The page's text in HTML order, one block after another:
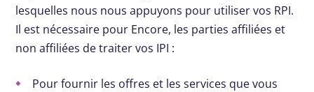
lesquelles nous nous appuyons pour utiliser vos RPI.
Il est nécessaire pour Encore, les parties affiliées et
non affiliées de traiter vos IPI :
Pour fournir les offres et les services que vous